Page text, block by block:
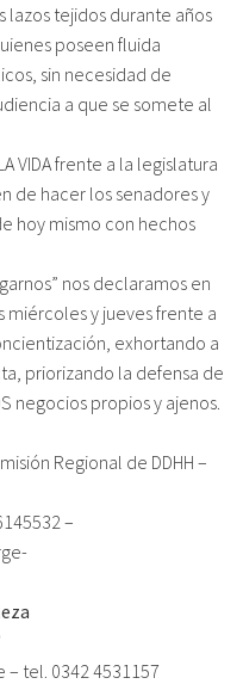
lazos tejidos durante años
poseen fluida
sin necesidad de
a que se somete al
VIDA frente a la legislatura
de hacer los senadores y
hoy mismo con hechos
nos declaramos en
y jueves frente a
exhortando a
priorizando la defensa de
negocios propios y ajenos.
Regional de DDHH –
–
– tel. 0342 4531157